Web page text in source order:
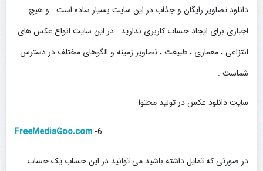
دانلود تصاویر رایگان و جذاب در این سایت بسیار ساده است . و هیچ
اجباری برای ایجاد حساب کاربری ندارید . در این سایت انواع عکس های
انتزاعی ، معماری ، طبیعت ، تصاویر زمینه و الگوهای مختلف در دسترس
شماست .
سایت دانلود عکس در تولید محتوا
6-
FreeMediaGoo.com
در صورتی که تمایل داشته باشید می توانید در این حساب یک حساب